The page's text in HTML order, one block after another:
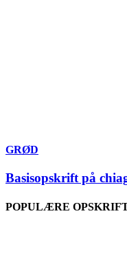
GRØD
Basisopskrift på
POPULÆRE